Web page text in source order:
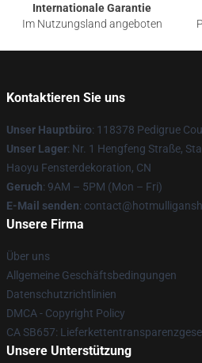
Internationale Garantie
Im Nutzungsland angeboten
Kontaktieren Sie uns
Unser Hauptbüro: 118378 Pedigrue
Unser Lager: Nr. 1 Hengfeng Straße,
Haoyu Fensterdekoration, CN
Geruch: 9AM – 5PM (Mon – Fri)
E-Mail senden:
Unsere Firma
Über uns
Allgemeine Geschäftsbedingungen
Datenschutzrichtlinien
DMCA - Copyright Policy
CA SB657:
Unsere Unterstützung